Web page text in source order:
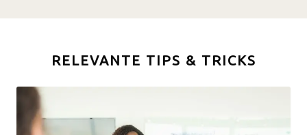
RELEVANTE TIPS & TRICKS